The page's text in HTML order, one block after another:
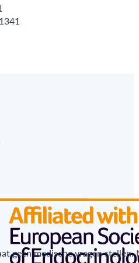
geen medische vragen